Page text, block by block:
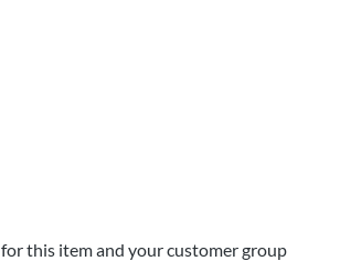
this item and your customer group